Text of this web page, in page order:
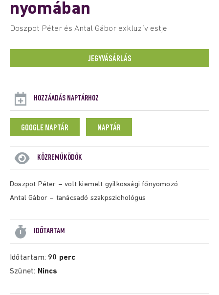
nyomában
Doszpot Péter és Antal Gábor exkluzív estje
JEGYVÁSÁRLÁS
HOZZÁADÁS NAPTÁRHOZ
GOOGLE NAPTÁR NAPTÁR
KÖZREMŰKÖDŐK
Doszpot Péter – volt kiemelt gyilkossági főnyomozó
Antal Gábor – tanácsadó szakpszichológus
IDŐTARTAM
Időtartam: 90 perc
Szünet: Nincs